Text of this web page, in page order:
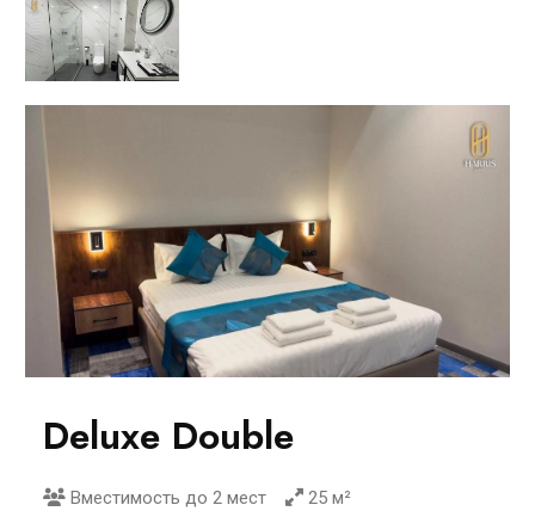
Deluxe Double
Вместимость до 2 мест 25 м²